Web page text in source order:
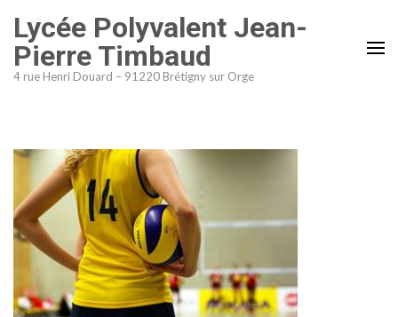
au
contenu
(Pressez
Lycée Polyvalent Jean-
Pierre Timbaud
4 rue Henri Douard – 91220 Brétigny sur Orge